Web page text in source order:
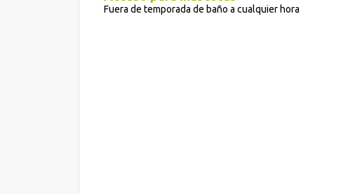
Fuera de temporada de baño a cualquier hora